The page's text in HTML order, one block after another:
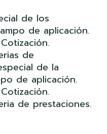
de los
de aplicación.
de
de la
de aplicación.
de prestaciones.